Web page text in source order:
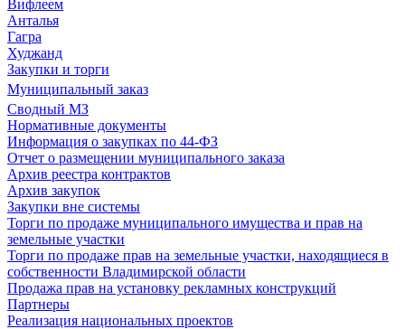
Вифлеем
Анталья
Гагра
Худжанд
Закупки и торги
Муниципальный заказ
Сводный МЗ
Нормативные документы
Информация о закупках по 44-ФЗ
Отчет о размещении муниципального заказа
Архив реестра контрактов
Архив закупок
Закупки вне системы
Торги по продаже муниципального имущества и прав на
земельные участки
Торги по продаже прав на земельные участки, находящиеся в
собственности Владимирской области
Продажа прав на установку рекламных конструкций
Партнеры
Реализация национальных проектов